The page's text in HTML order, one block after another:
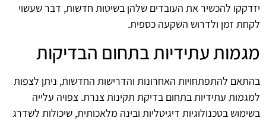
יזדקקו להכשיר את העובדים שלהן בשיטות חדשות, דבר שעשוי
לקחת זמן ולדרוש השקעה כספית.
מגמות עתידיות בתחום הבדיקות
בהתאם להתפתחויות האחרונות והדרישות החדשות, ניתן לצפות
למגמות עתידיות בתחום בדיקת תקינות צנרת. צפויה עלייה
בשימוש בטכנולוגיות דיגיטליות ובינה מלאכותית, שיכולות לשדרג